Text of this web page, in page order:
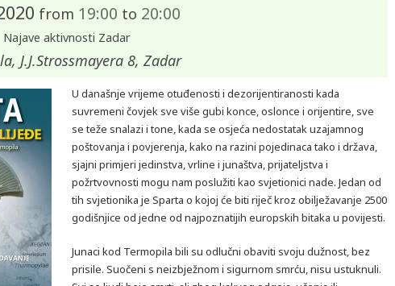
from 19:00 to 20:00
Najave aktivnosti Zadar
J.J.Strossmayera 8, Zadar
U današnje vrijeme otuđenosti i dezorijentiranosti kada
suvremeni čovjek sve više gubi konce, oslonce i orijentire, sve
se teže snalazi i tone, kada se osjeća nedostatak uzajamnog
poštovanja i povjerenja, kako na razini pojedinaca tako i država,
sjajni primjeri jedinstva, vrline i junaštva, prijateljstva i
požrtvovnosti mogu nam poslužiti kao svjetionici nade. Jedan od
tih svjetionika je Sparta o kojoj će biti riječ kroz obilježavanje 2500
godišnjice od jedne od najpoznatijih europskih bitaka u povijesti.
Junaci kod Termopila bili su odlučni obaviti svoju dužnost, bez
prisile. Suočeni s neizbježnom i sigurnom smrću, nisu ustuknuli.